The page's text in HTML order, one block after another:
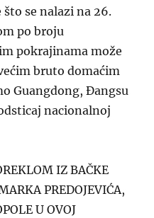
se nalazi na 26.
po broju
pokrajinama može
bruto domaćim
Guangdong, Đangsu
nacionalnoj
IZ BAČKE
PREDOJEVIĆA,
U OVOJ